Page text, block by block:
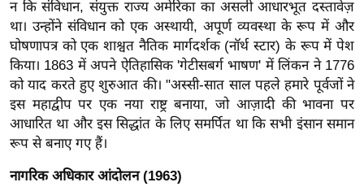
रा
शि
फ
ल
वि
शे
वि
न कि संविधान, संयुक्त राज्य अमेरिका का असली आधारभूत दस्तावेज़
था। उन्होंने संविधान को एक अस्थायी, अपूर्ण व्यवस्था के रूप में और
घोषणापत्र को एक शाश्वत नैतिक मार्गदर्शक (नॉर्थ स्टार) के रूप में पेश
किया। 1863 में अपने ऐतिहासिक 'गेटीसबर्ग भाषण' में लिंकन ने 1776
को याद करते हुए शुरुआत की। "अस्सी-सात साल पहले हमारे पूर्वजों ने
इस महाद्वीप पर एक नया राष्ट्र बनाया, जो आज़ादी की भावना पर
आधारित था और इस सिद्धांत के लिए समर्पित था कि सभी इंसान समान
रूप से बनाए गए हैं।
नागरिक अधिकार आंदोलन (1963)